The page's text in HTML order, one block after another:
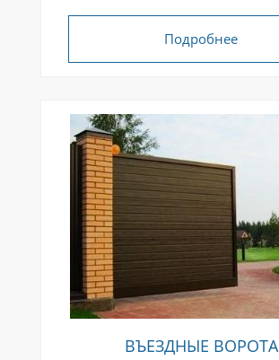
Подробнее
ВЪЕЗДНЫЕ ВОРОТА